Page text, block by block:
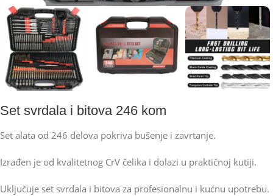
Set svrdala i bitova 246 kom
Set alata od 246 delova pokriva bušenje i zavrtanje.
Izrađen je od kvalitetnog CrV čelika i dolazi u praktičnoj kutiji.
Uključuje set svrdala i bitova za profesionalnu i kućnu upotrebu.